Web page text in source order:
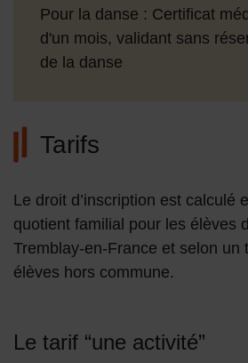
Pour la danse : Certificat
d'un mois, validant sans
de la danse
Tarifs
Le droit d’inscription est calculé
quotient familial pour les élèves
Tremblay-en-France et selon un
élèves hors commune.
Le tarif “une activité”